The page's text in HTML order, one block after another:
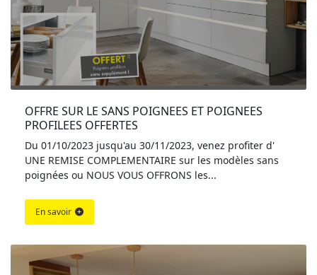
OFFRE SUR LE SANS POIGNEES ET POIGNEES
PROFILEES OFFERTES
Du 01/10/2023 jusqu'au 30/11/2023, venez profiter d'
UNE REMISE COMPLEMENTAIRE sur les modèles sans
poignées ou NOUS VOUS OFFRONS les...
En savoir